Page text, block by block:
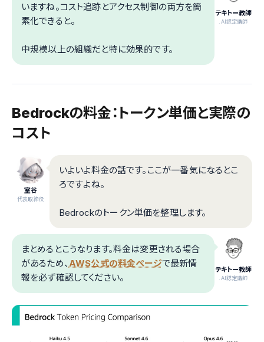
テキトー教師
.AI認定講師
いますね。コスト追跡とアクセス制御の両方を簡
素化できると。
中規模以上の組織だと特に効果的です。
Bedrockの料金：トークン単価と実際の
コスト
室谷
代表取締役
いよいよ料金の話です。ここが一番気になるとこ
ろですよね。
Bedrockのトークン単価を整理します。
テキトー教師
.AI認定講師
まとめるとこうなります。料金は変更される場合
があるため、 AWS公式の料金ページで最新情
報を必ず確認してください。